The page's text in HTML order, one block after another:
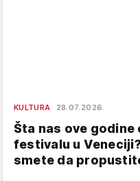
KULTURA 28.07.2026.
Šta nas ove godine
festivalu u
smete da